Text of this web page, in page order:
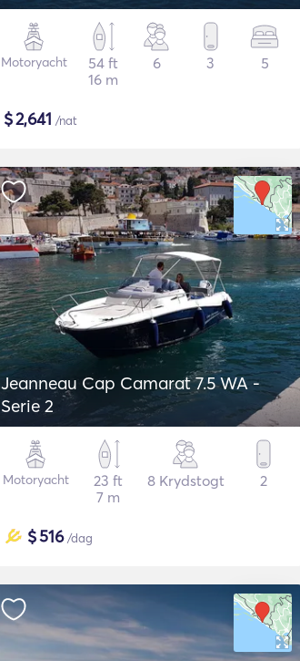
Motoryacht
54 ft
16 m
6 3 5
$2,641 /nat
Jeanneau Cap Camarat 7.5 WA -
Serie 2
Motoryacht
23 ft
7 m
8 Krydstogt 2
$516/dag